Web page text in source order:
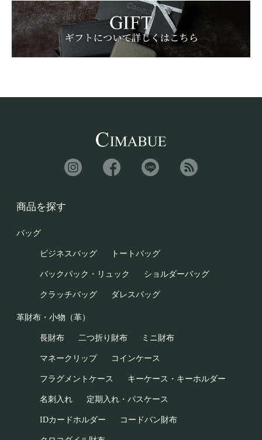
商品を探す
バッグ
ビジネスバッグ トートバッグ
バックパック・リュック ショルダーバッグ
クラッチバッグ ダレスバッグ
革財布・小物（革）
長財布 二つ折り財布 ミニ財布
マネークリップ コインケース
フラグメントケース キーケース・キーホルダー
名刺入れ 定期入れ・パスケース
IDカードホルダー コードバン財布